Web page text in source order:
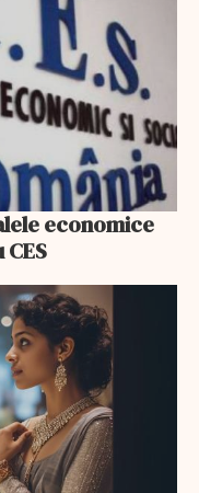
economice